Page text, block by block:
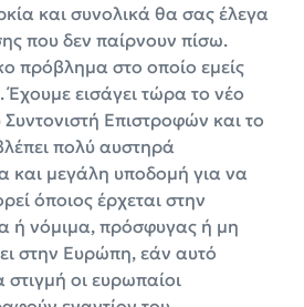
και συνολικά θα σας έλεγα
που δεν παίρνουν πίσω.
πρόβλημα στο οποίο εμείς
εισάγει τώρα το νέο
Επιστροφών και το
πολύ αυστηρά
και μεγάλη υποδομή για να
όποιος έρχεται στην
ή νόμιμα, πρόσφυγας ή μη
στην Ευρώπη, εάν αυτό
στιγμή οι ευρωπαίοι